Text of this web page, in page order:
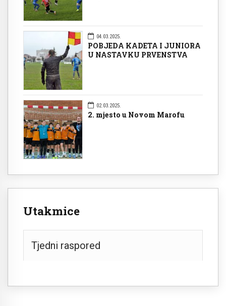
04.03.2025.
POBJEDA KADETA I JUNIORA
U NASTAVKU PRVENSTVA
02.03.2025.
2. mjesto u Novom Marofu
Utakmice
Tjedni raspored